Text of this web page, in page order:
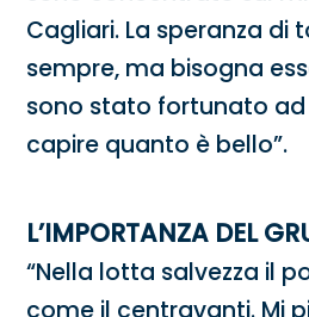
Cagliari. La speranza di
sempre, ma bisogna
sono stato fortunato ad
capire quanto è bello”.
L’IMPORTANZA DEL
“Nella lotta salvezza il